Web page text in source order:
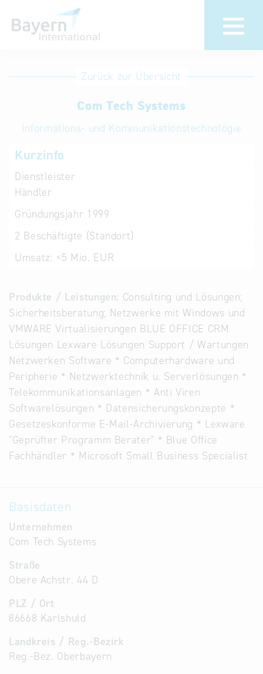
Anmeldung
Unternehmen
anmelden
Eintrag
löschen
Aktualisieren
Datenbanken
aus
Österreich
und der
Slowakei
Zurück zur Übersicht
Com Tech Systems
Informations- und Kommunikationstechnologie
Kurzinfo
Dienstleister
Händler
Gründungsjahr 1999
2 Beschäftigte (Standort)
Umsatz: <5 Mio. EUR
Produkte / Leistungen: Consulting und Lösungen;
Sicherheitsberatung; Netzwerke mit Windows und
VMWARE Virtualisierungen BLUE OFFICE CRM
Lösungen Lexware Lösungen Support / Wartungen
Netzwerken Software * Computerhardware und
Peripherie * Netzwerktechnik u. Serverlösungen *
Telekommunikationsanlagen * Anti Viren
Softwarelösungen * Datensicherungskonzepte *
Gesetzeskonforme E-Mail-Archivierung * Lexware
"Geprüfter Programm Berater" * Blue Office
Fachhändler * Microsoft Small Business Specialist
Basisdaten
Unternehmen
Com Tech Systems
Straße
Obere Achstr. 44 D
PLZ / Ort
86668 Karlshuld
Landkreis / Reg.-Bezirk
Reg.-Bez. Oberbayern